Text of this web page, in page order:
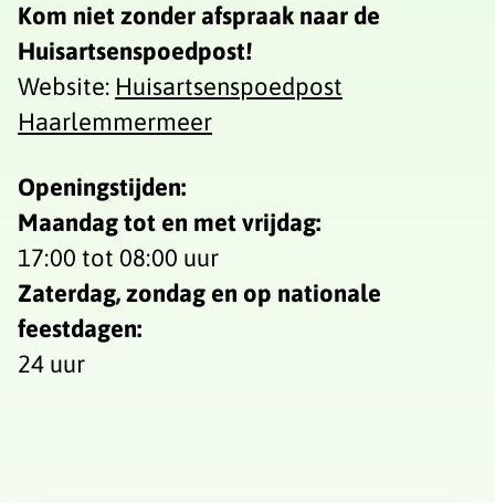
Kom niet zonder afspraak naar de
Huisartsenspoedpost!
Website: Huisartsenspoedpost
Haarlemmermeer
Openingstijden:
Maandag tot en met vrijdag:
17:00 tot 08:00 uur
Zaterdag, zondag en op nationale
feestdagen:
24 uur